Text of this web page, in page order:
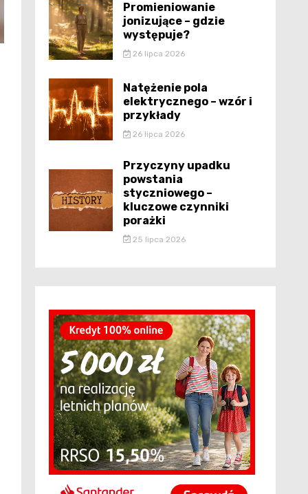
Promieniowanie
jonizujące – gdzie
występuje?
26 lipca 2026
Natężenie pola
elektrycznego – wzór i
przykłady
26 lipca 2026
Przyczyny upadku
powstania
styczniowego –
kluczowe czynniki
porażki
25 lipca 2026